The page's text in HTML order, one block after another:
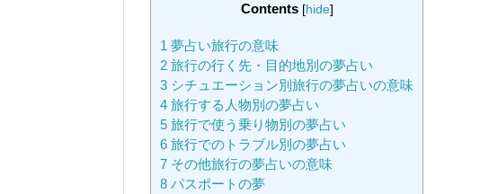
Contents [hide]
1 夢占い旅行の意味
2 旅行の行く先・目的地別の夢占い
3 シチュエーション別旅行の夢占いの意味
4 旅行する人物別の夢占い
5 旅行で使う乗り物別の夢占い
6 旅行でのトラブル別の夢占い
7 その他旅行の夢占いの意味
8 パスポートの夢